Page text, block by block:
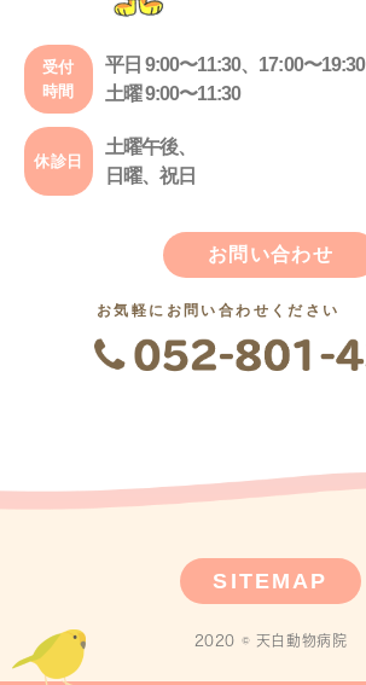
受付
時間
平日 9:00〜11:30、17:00〜19:30
土曜 9:00〜11:30
休診日
土曜午後、
日曜、祝日
お問い合わせ
お気軽にお問い合わせください
SITEMAP
2020 © 天白動物病院